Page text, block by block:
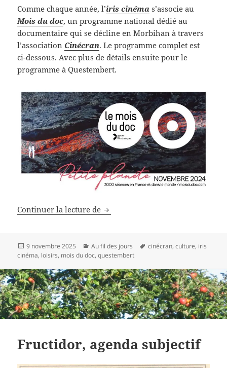
Comme chaque année, l’iris cinéma s’associe au
Mois du doc, un programme national dédié au
documentaire qui se décline en Morbihan à travers
l’association Cinécran. Le programme complet est
ci-dessous. Avec plus de détails ensuite pour le
programme à Questembert.
Continuer la lecture de Le mois du doc à l’Iris
Publié
le
9 novembre 2025 Catégories
Au fil des jours
Mots-
cinécran,culture, iris
cinéma, loisirs, mois du doc,questembert
Fructidor, agenda subjectif